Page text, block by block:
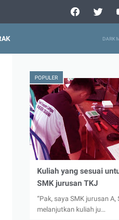
POPULER
Kuliah yang sesuai
SMK jurusan TKJ
“Pak, saya SMK jurusan A,
melanjutkan kuliah ju…